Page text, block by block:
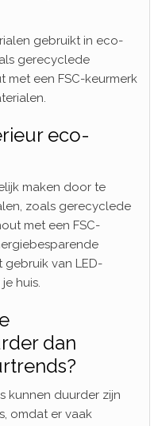
gebruikt in eco-
gerecyclede
met een FSC-keurmerk
eco-
maken door te
zoals gerecyclede
met een FSC-
gebruik van LED-
huis.
dan
kunnen duurder zijn
omdat er vaak